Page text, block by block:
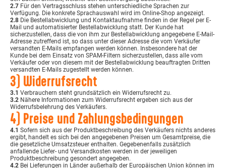
2.7 Für den Vertragsschluss stehen unterschiedliche Sprachen zur
Verfügung. Die konkrete Sprachauswahl wird im Online-Shop angezeigt.
2.8 Die Bestellabwicklung und Kontaktaufnahme finden in der Regel per E-
Mail und automatisierter Bestellabwicklung statt. Der Kunde hat
sicherzustellen, dass die von ihm zur Bestellabwicklung angegebene E-Mail-
Adresse zutreffend ist, so dass unter dieser Adresse die vom Verkäufer
versandten E-Mails empfangen werden können. Insbesondere hat der
Kunde bei dem Einsatz von SPAM-Filtern sicherzustellen, dass alle vom
Verkäufer oder von diesem mit der Bestellabwicklung beauftragten Dritten
versandten E-Mails zugestellt werden können.
3) Widerrufsrecht
3.1 Verbrauchern steht grundsätzlich ein Widerrufsrecht zu.
3.2 Nähere Informationen zum Widerrufsrecht ergeben sich aus der
Widerrufsbelehrung des Verkäufers.
4) Preise und Zahlungsbedingungen
4.1 Sofern sich aus der Produktbeschreibung des Verkäufers nichts anderes
ergibt, handelt es sich bei den angegebenen Preisen um Gesamtpreise, die
die gesetzliche Umsatzsteuer enthalten. Gegebenenfalls zusätzlich
anfallende Liefer- und Versandkosten werden in der jeweiligen
Produktbeschreibung gesondert angegeben.
4.2 Bei Lieferungen in Länder außerhalb der Europäischen Union können im